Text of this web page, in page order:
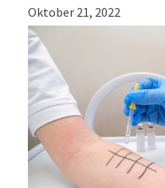
Oktober 21, 2022